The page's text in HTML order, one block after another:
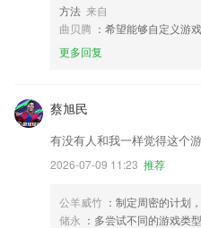
方法 来自
曲贝腾 ：希望能够自定义游
更多回复
蔡旭民
有没有人和我一样觉得这个
2026-07-09 11:23 推荐
公羊威竹 ：制定周密的计划
储永 ：多尝试不同的游戏类